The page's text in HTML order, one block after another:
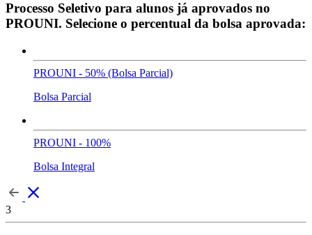
Processo Seletivo para alunos já aprovados no
PROUNI. Selecione o percentual da bolsa aprovada:
PROUNI - 50% (Bolsa Parcial)
Bolsa Parcial
PROUNI - 100%
Bolsa Integral
3